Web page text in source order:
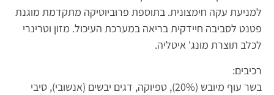
למניעת עקה חימצונית. בתוספת פרוביוטיקה מתקדמת מוגנת
פטנט לסביבה חיידקית בריאה במערכת העיכול. מזון וטרינרי
לכלב תוצרת מונג' איטליה.
רכיבים:
בשר עוף מיובש (20%), טפיוקה, דגים יבשים (אנשובי), סיבי